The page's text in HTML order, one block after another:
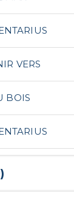
VERS
BOIS
)